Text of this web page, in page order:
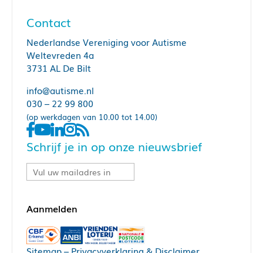
Contact
Nederlandse Vereniging voor Autisme
Weltevreden 4a
3731 AL De Bilt
info@autisme.nl
030 – 22 99 800
(op werkdagen van 10.00 tot 14.00)
Schrijf je in op onze nieuwsbrief